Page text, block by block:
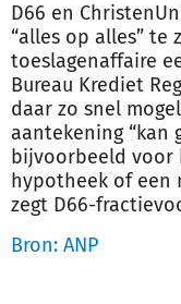
D66 en
“alles op alles”
toeslagenaffaire
Bureau Krediet
daar zo snel
aantekening “kan
bijvoorbeeld voor
hypotheek of een
zegt D66-
Bron: ANP